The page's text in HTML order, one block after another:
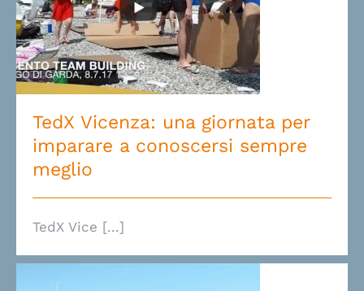
TedX Vicenza: una giornata per
imparare a conoscersi sempre
meglio
TedX Vicenza: una giornata per
imparare a conoscersi sempre
meglio
TedX Vice [...]